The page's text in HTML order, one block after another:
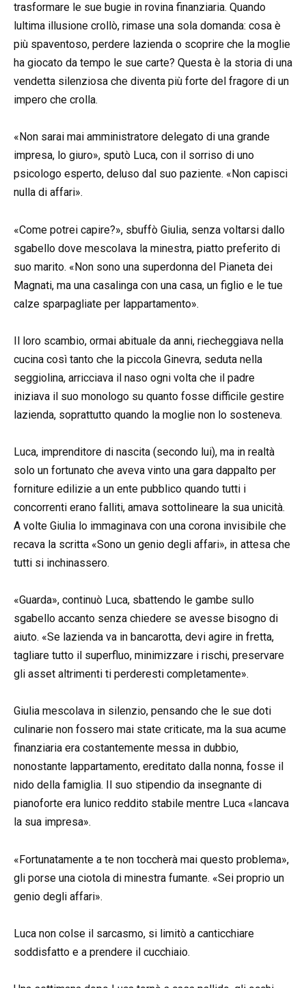
trasformare le sue bugie in rovina finanziaria. Quando
lultima illusione crollò, rimase una sola domanda: cosa è
più spaventoso, perdere lazienda o scoprire che la moglie
ha giocato da tempo le sue carte? Questa è la storia di una
vendetta silenziosa che diventa più forte del fragore di un
impero che crolla.
«Non sarai mai amministratore delegato di una grande
impresa, lo giuro», sputò Luca, con il sorriso di uno
psicologo esperto, deluso dal suo paziente. «Non capisci
nulla di affari».
«Come potrei capire?», sbuffò Giulia, senza voltarsi dallo
sgabello dove mescolava la minestra, piatto preferito di
suo marito. «Non sono una superdonna del Pianeta dei
Magnati, ma una casalinga con una casa, un figlio e le tue
calze sparpagliate per lappartamento».
Il loro scambio, ormai abituale da anni, riecheggiava nella
cucina così tanto che la piccola Ginevra, seduta nella
seggiolina, arricciava il naso ogni volta che il padre
iniziava il suo monologo su quanto fosse difficile gestire
lazienda, soprattutto quando la moglie non lo sosteneva.
Luca, imprenditore di nascita (secondo lui), ma in realtà
solo un fortunato che aveva vinto una gara dappalto per
forniture edilizie a un ente pubblico quando tutti i
concorrenti erano falliti, amava sottolineare la sua unicità.
A volte Giulia lo immaginava con una corona invisibile che
recava la scritta «Sono un genio degli affari», in attesa che
tutti si inchinassero.
«Guarda», continuò Luca, sbattendo le gambe sullo
sgabello accanto senza chiedere se avesse bisogno di
aiuto. «Se lazienda va in bancarotta, devi agire in fretta,
tagliare tutto il superfluo, minimizzare i rischi, preservare
gli asset altrimenti ti perderesti completamente».
Giulia mescolava in silenzio, pensando che le sue doti
culinarie non fossero mai state criticate, ma la sua acume
finanziaria era costantemente messa in dubbio,
nonostante lappartamento, ereditato dalla nonna, fosse il
nido della famiglia. Il suo stipendio da insegnante di
pianoforte era lunico reddito stabile mentre Luca «lancava
la sua impresa».
«Fortunatamente a te non toccherà mai questo problema»,
gli porse una ciotola di minestra fumante. «Sei proprio un
genio degli affari».
Luca non colse il sarcasmo, si limitò a canticchiare
soddisfatto e a prendere il cucchiaio.